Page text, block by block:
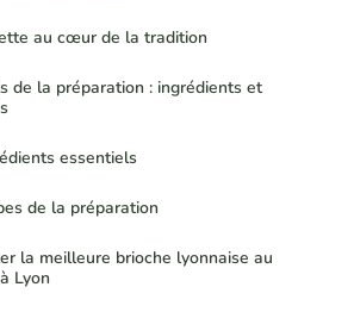
au cœur de la tradition
de la préparation : ingrédients et
essentiels
de la préparation
la meilleure brioche lyonnaise au
Lyon